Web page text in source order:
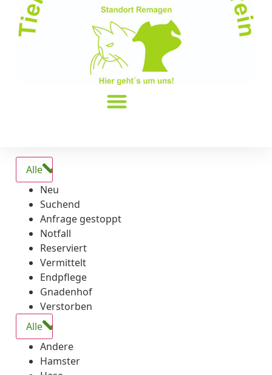
Alle
Neu
Suchend
Anfrage gestoppt
Notfall
Reserviert
Vermittelt
Endpflege
Gnadenhof
Verstorben
Alle
Andere
Hamster